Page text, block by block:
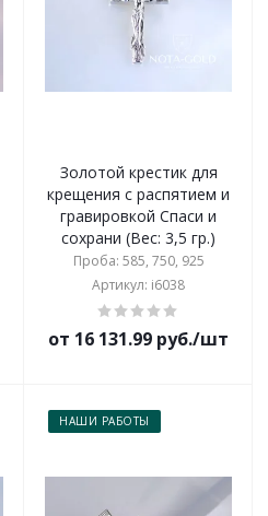
Золотой крестик для
крещения с распятием и
гравировкой Спаси и
сохрани (Вес: 3,5 гр.)
Проба: 585, 750, 925
Артикул: i6038
от 16 131.99 руб./шт
НАШИ РАБОТЫ